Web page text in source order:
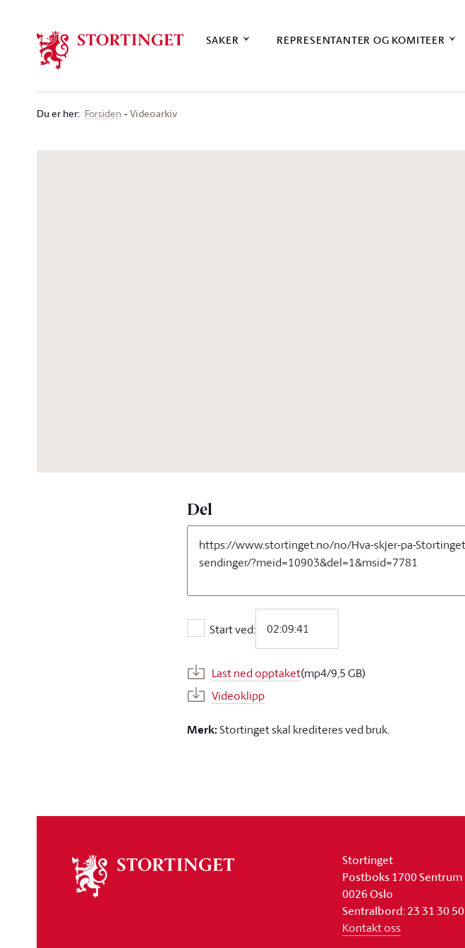
SAKER REPRESENTANTER OG KOMITEER
Du er her: Forsiden Videoarkiv
Del
Start ved:
Start ved:
Last ned opptaket(mp4/9,5 GB)
Videoklipp
Merk:Stortinget skal krediteres ved bruk.
stortinget
Stortinget
Postboks 1700 Sentrum
0026 Oslo
Sentralbord: 23 31 30 50
Kontakt oss